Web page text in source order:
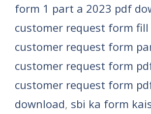
form 1 part a 2023 pdf
customer request form fill
customer request form
customer request form
customer request form
download, sbi ka form